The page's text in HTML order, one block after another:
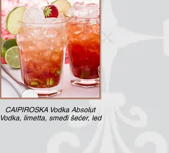
CAIPIROSKA Vodka Absolut
Vodka, limetta, smeđi šećer, led